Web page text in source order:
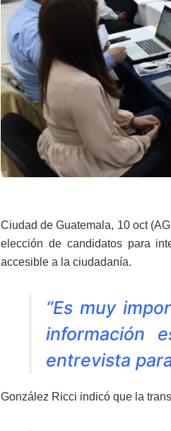
Ciudad de Guatemala, 10 oct
elección de candidatos para
accesible a la ciudadanía.
“Es muy
información
entrevista
González Ricci indicó que la